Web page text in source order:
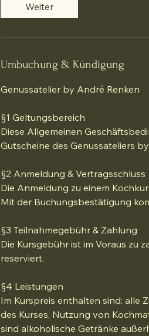
Weiter
Umbuchung & Kündigung
Genussatelier by André Renken
§1 Geltungsbereich
Diese Allgemeinen
Gutscheine des Genussateliers
§2 Anmeldung & Vertragsschluss
Die Anmeldung zu einem
Mit der Buchungsbestätigung
§3 Teilnahmegebühr & Zahlung
Die Kursgebühr ist im Voraus zu
reserviert.
§4 Leistungen
Im Kurspreis enthalten sind: alle
des Kurses, Nutzung von
sind alkoholische Getränke